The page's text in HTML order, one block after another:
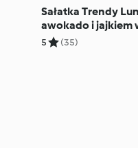
Sałatka Trendy
awokado i jajkiem
5 (35)